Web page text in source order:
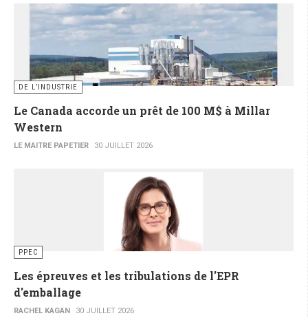
DE L’INDUSTRIE
Le Canada accorde un prêt de 100 M$ à Millar
Western
LE MAITRE PAPETIER 30 JUILLET 2026
PPEC
Les épreuves et les tribulations de l'EPR
d'emballage
RACHEL KAGAN 30 JUILLET 2026